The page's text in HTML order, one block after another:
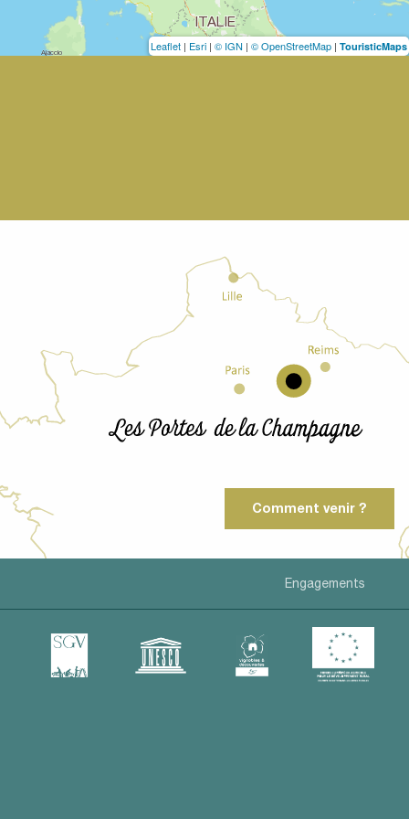
Leaflet | Esri | © IGN | © OpenStreetMap | TouristicMaps
Comment venir ?
Engagements